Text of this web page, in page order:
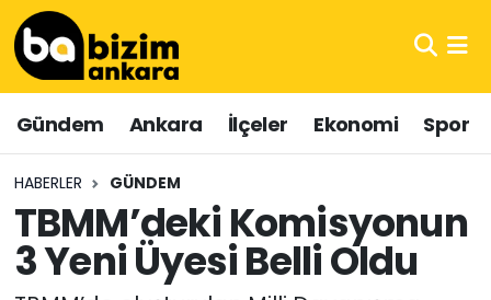
Gündem Ankara İlçeler Ekonomi Spor
HABERLER GÜNDEM
TBMM’deki Komisyonun
3 Yeni Üyesi Belli Oldu
Hava Durumu
Trafik Durumu
Süper Lig Puan Durumu ve Fikstür
Tüm Manşetler